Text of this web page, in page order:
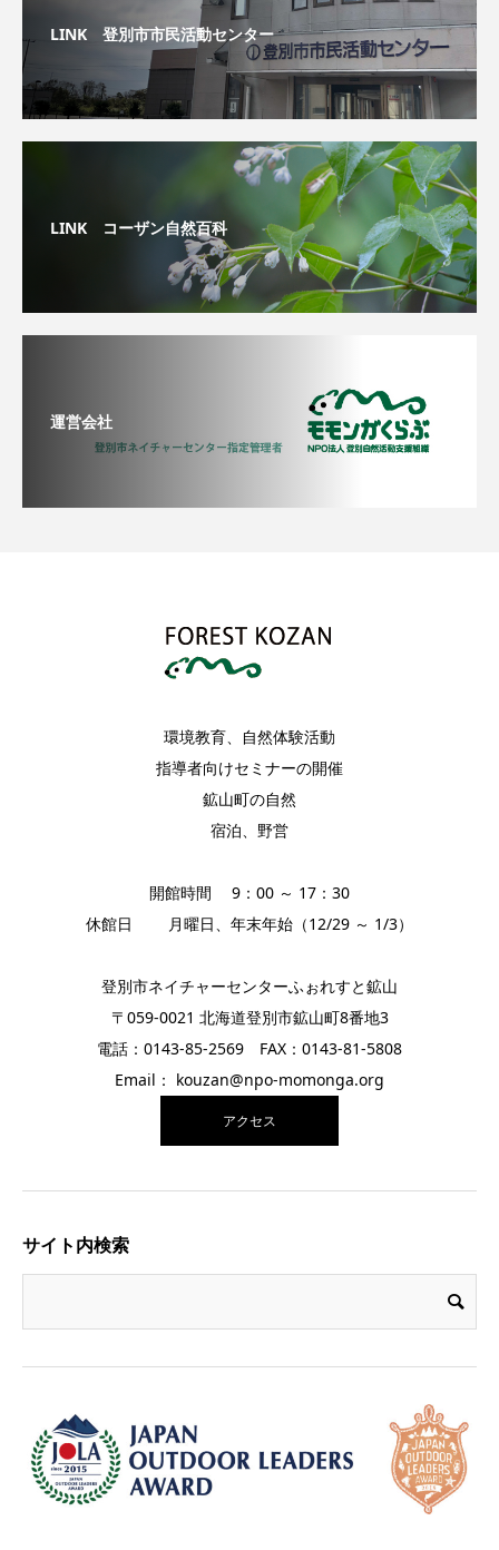
LINK 登別市市民活動センター
LINK コーザン自然百科
運営会社
環境教育、自然体験活動
指導者向けセミナーの開催
鉱山町の自然
宿泊、野営
開館時間 9：00 ～ 17：30
休館日 月曜日、年末年始（12/29 ～ 1/3）
登別市ネイチャーセンターふぉれすと鉱山
〒059-0021 北海道登別市鉱山町8番地3
電話：0143-85-2569 FAX：0143-81-5808
Email： kouzan@npo-momonga.org
アクセス
サイト内検索